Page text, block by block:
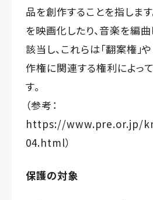
品を創作することを指しま
を映画化したり、音楽を編
該当し、これらは「翻案権」
作権に関連する権利によっ
す。
（参考：
https://www.pre.or.jp/
04.html）
保護の対象